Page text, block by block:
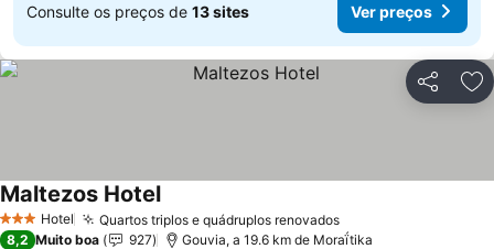
Consulte os preços de 13 sites Ver preços
Partilhar
3 EstrelasHotel Quartos triplos e quádruplos renovadosVer preços
Maltezos HotelVer preços
8,2 Muito boa 927 Gouvia, a 19.6 km de Moraḯtika